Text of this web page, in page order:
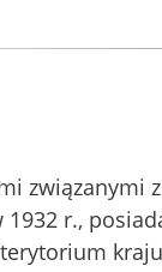
1932 r.,